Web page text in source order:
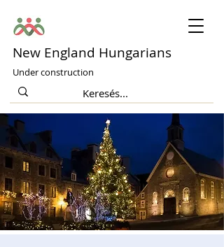
New England Hungarians
Under construction